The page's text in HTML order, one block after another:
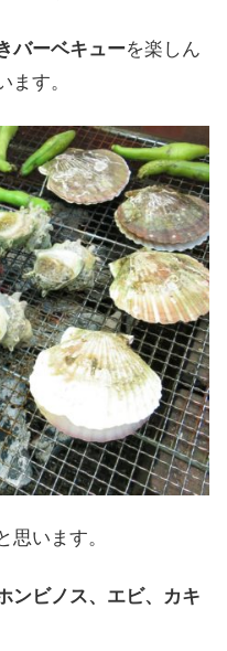
バーベキューを楽しん
ます。
思います。
ンビノス、 エビ、
カキ